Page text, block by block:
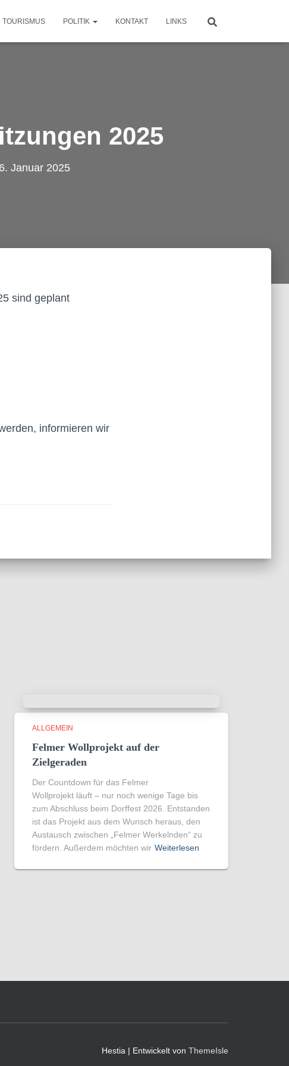
TOURISMUS POLITIK KONTAKT LINKS
2025
6. Januar 2025
sind geplant
informieren wir
ALLGEMEIN
Felmer Wollprojekt auf der
Zielgeraden
Der Countdown für das Felmer
Wollprojekt läuft – nur noch wenige Tage bis
zum Abschluss beim Dorffest 2026. Entstanden
ist das Projekt aus dem Wunsch heraus, den
Austausch zwischen „Felmer Werkelnden“ zu
fördern. Außerdem möchten wir Weiterlesen
Hestia | Entwickelt von ThemeIsle